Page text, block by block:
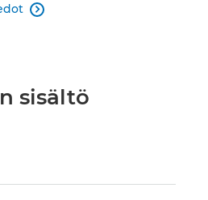

sisältö